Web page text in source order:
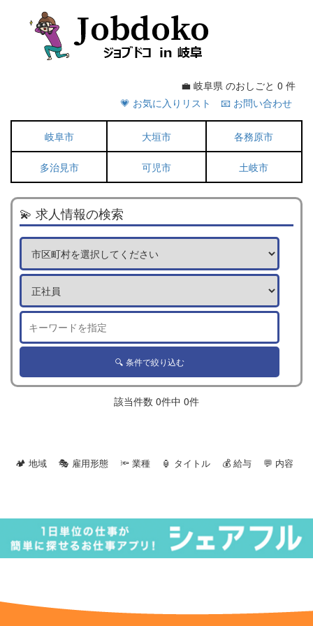
💼 岐阜県 のおしごと 0 件
💗 お気に入りリスト
📧 お問い合わせ
岐阜市 大垣市 各務原市
多治見市 可児市 土岐市
💫 求人情報の検索
該当件数 0件中 0件
🏕 地域 🎭 雇用形態 🔦 業種 🏮 タイトル 💰 給与 💬 内容